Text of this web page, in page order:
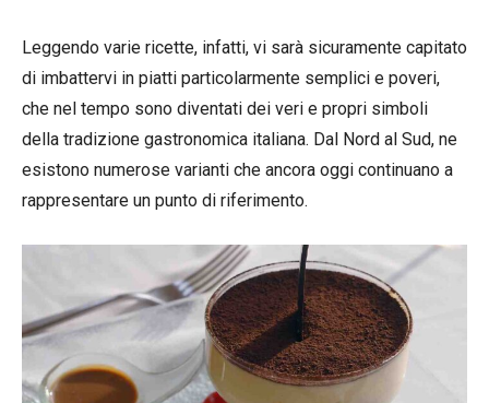
Leggendo varie ricette, infatti, vi sarà sicuramente capitato
di imbattervi in piatti particolarmente semplici e poveri,
che nel tempo sono diventati dei veri e propri simboli
della tradizione gastronomica italiana. Dal Nord al Sud, ne
esistono numerose varianti che ancora oggi continuano a
rappresentare un punto di riferimento.